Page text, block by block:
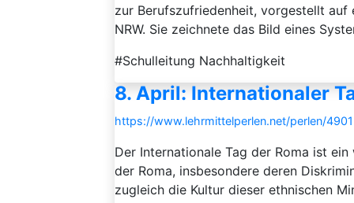
zur Berufszufriedenheit, vorgestellt auf
NRW. Sie zeichnete das Bild eines
#Schulleitung Nachhaltigkeit
8. April: Internationaler
https://www.lehrmittelperlen.net/perlen/
Der Internationale Tag der Roma ist
der Roma, insbesondere deren
zugleich die Kultur dieser ethnischen